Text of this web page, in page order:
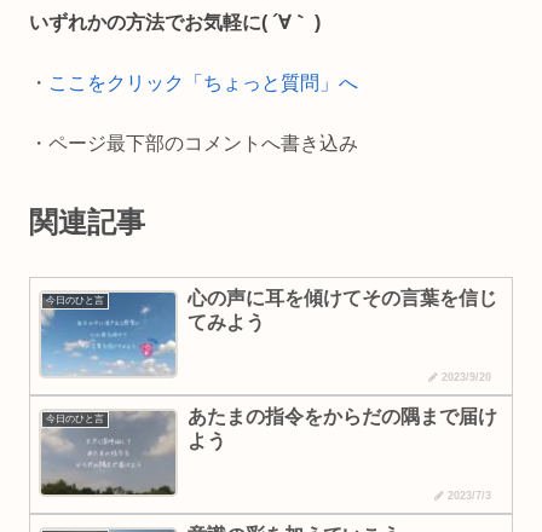
o i
いずれかの方法でお気軽に( ´∀｀ )
・ ここをクリック「ちょっと質問」へ
・ページ最下部のコメントへ書き込み
関連記事
今日のひと言
心の声に耳を傾けてその言葉を信じ
てみよう
2023/9/20
今日のひと言
あたまの指令をからだの隅まで届け
よう
2023/7/3